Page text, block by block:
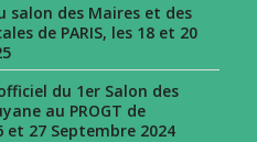
salon des Maires et des
de PARIS, les 18 et 20
du 1er Salon des
au PROGT de
et 27 Septembre 2024